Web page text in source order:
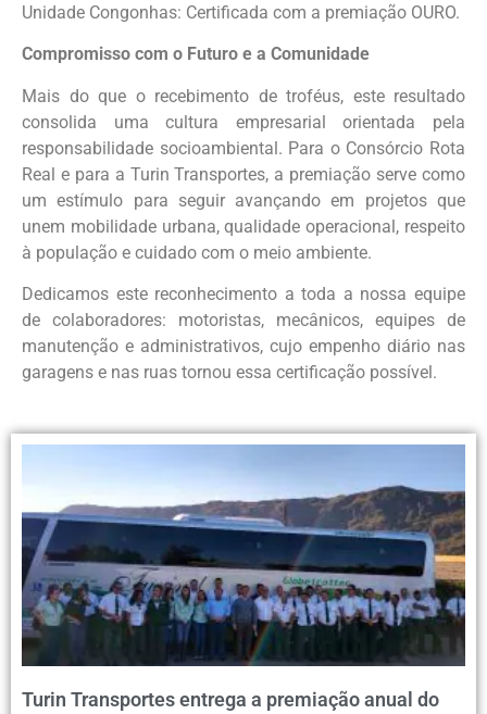
Unidade Congonhas: Certificada com a premiação OURO.
Compromisso com o Futuro e a Comunidade
Mais do que o recebimento de troféus, este resultado
consolida uma cultura empresarial orientada pela
responsabilidade socioambiental. Para o Consórcio Rota
Real e para a Turin Transportes, a premiação serve como
um estímulo para seguir avançando em projetos que
unem mobilidade urbana, qualidade operacional, respeito
à população e cuidado com o meio ambiente.
Dedicamos este reconhecimento a toda a nossa equipe
de colaboradores: motoristas, mecânicos, equipes de
manutenção e administrativos, cujo empenho diário nas
garagens e nas ruas tornou essa certificação possível.
Turin Transportes entrega a premiação anual do